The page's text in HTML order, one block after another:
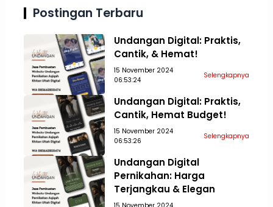
Aceh Tamiang
Aceh Tengah
Postingan Terbaru
Undangan Digital: Praktis,
Cantik, & Hemat!
15 November 2024
06:53:24
Selengkapnya
Undangan Digital: Praktis,
Cantik, Hemat Budget!
15 November 2024
06:53:26
Selengkapnya
Undangan Digital
Pernikahan: Harga
Terjangkau & Elegan